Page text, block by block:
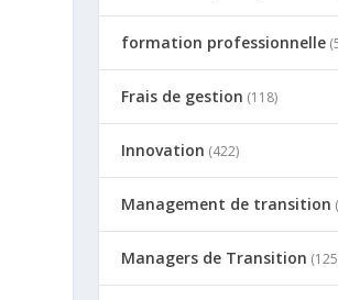
formation professionnelle
Frais de gestion (118)
Innovation (422)
Management de transition
Managers de Transition